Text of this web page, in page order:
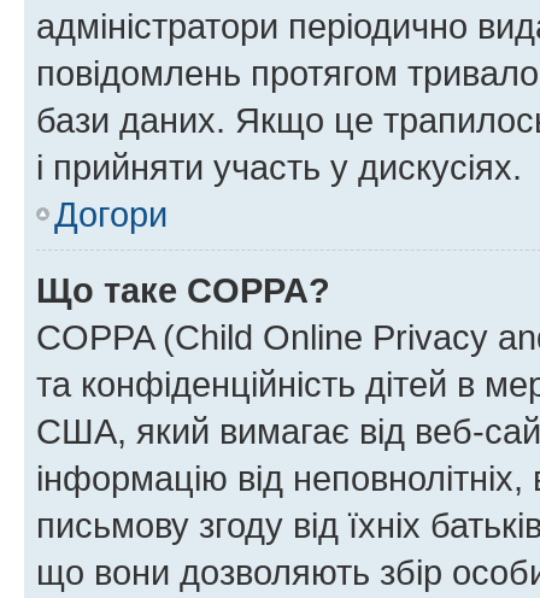
адміністратори періодично
повідомлень протягом
бази даних. Якщо це
і прийняти участь у дискусіях.
Догори
Що таке COPPA?
COPPA (Child Online Privacy
та конфіденційність дітей в
США, який вимагає від веб-
інформацію від
письмову згоду від їхніх
що вони дозволяють збір